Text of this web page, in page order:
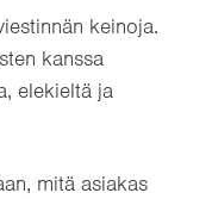
keinoja.
kanssa
elekieltä ja
mitä asiakas